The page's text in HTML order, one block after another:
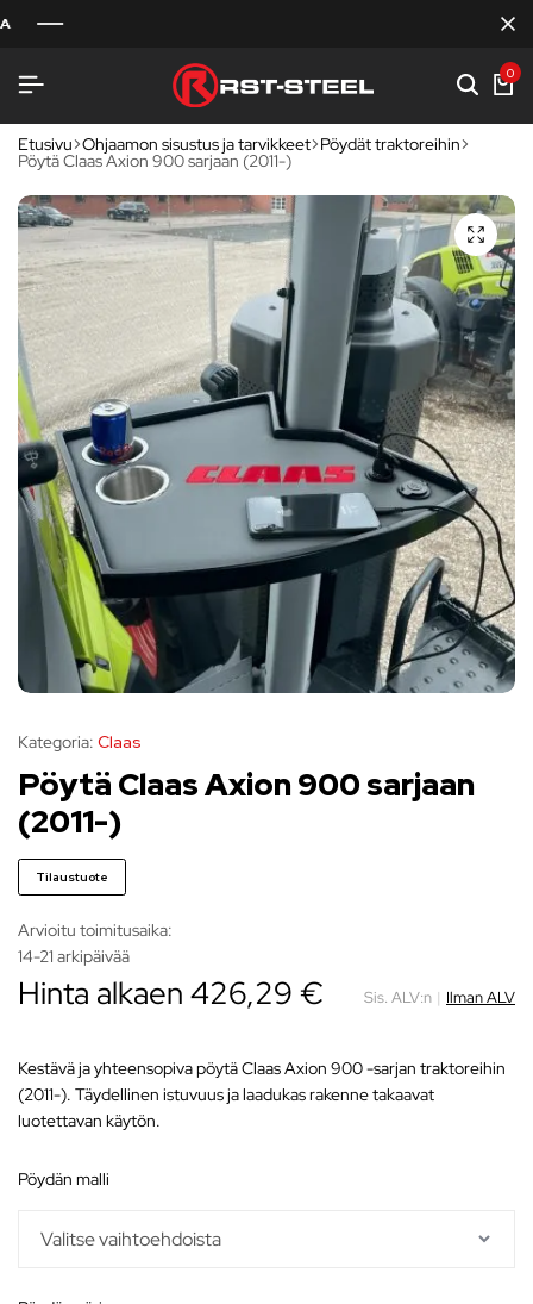
0
Etusivu Ohjaamon sisustus ja tarvikkeet Pöydät traktoreihin
Pöytä Claas Axion 900 sarjaan (2011-)
Kategoria: Claas
Pöytä Claas Axion 900 sarjaan
(2011-)
Tilaustuote
Arvioitu toimitusaika:
14-21 arkipäivää
Hinta alkaen 426,29 € Sis. ALV:n | Ilman ALV
Kestävä ja yhteensopiva pöytä Claas Axion 900 -sarjan traktoreihin
(2011-). Täydellinen istuvuus ja laadukas rakenne takaavat
luotettavan käytön.
pöydän malli